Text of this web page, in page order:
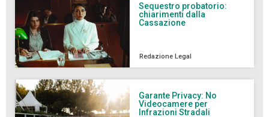
Sequestro probatorio:
chiarimenti dalla
Cassazione
Redazione Legal
Garante Privacy: No
Videocamere per
Infrazioni Stradali